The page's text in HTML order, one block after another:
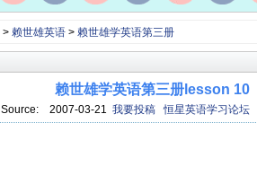
> 赖世雄英语> 赖世雄学英语第三册
赖世雄学英语第三册lesson 10
Source: 2007-03-21 我要投稿 恒星英语学习论坛